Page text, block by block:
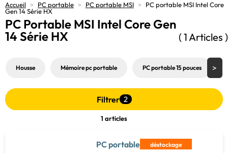
Accueil > PC portable > PC portable MSI >
PC portable MSI Intel Core
Gen 14 Série HX
PC Portable MSI Intel Core Gen
14 Série HX
( 1 Articles )
Housse Mémoire pc portable PC portable 15 pouces
Filtrer 2
1 articles
PC portable déstockage